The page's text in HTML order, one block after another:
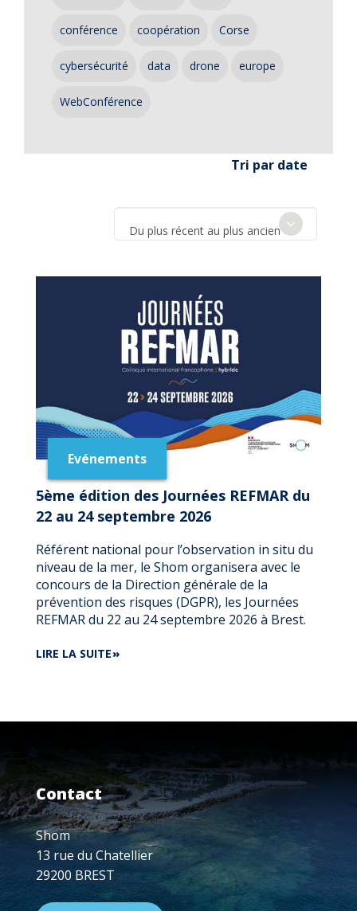
conférence coopération Corse
cybersécurité data drone europe
WebConférence
Tri par date
Du plus récent au plus ancien
Evénements
5ème édition des Journées REFMAR du
22 au 24 septembre 2026
Référent national pour l’observation in situ du
niveau de la mer, le Shom organisera avec le
concours de la Direction générale de la
prévention des risques (DGPR), les Journées
REFMAR du 22 au 24 septembre 2026 à Brest.
LIRE LA SUITEDE
22
AU
24
SEPTEMBRE
2026
Contact
Shom
13 rue du Chatellier
29200 BREST